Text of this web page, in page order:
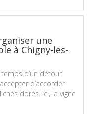
une
à Chigny-les-
d’un détour
d’accorder
dorés. Ici, la vigne